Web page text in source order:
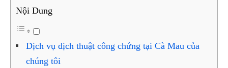
Nội Dung
Dịch vụ dịch thuật công chứng tại Cà Mau của
chúng tôi